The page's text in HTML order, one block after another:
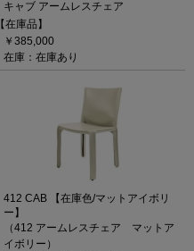
キャブ アームレスチェア
【在庫品】
￥385,000
在庫：在庫あり
412 CAB 【在庫色/マットアイボリ
ー】
（412 アームレスチェア マットア
イボリー）